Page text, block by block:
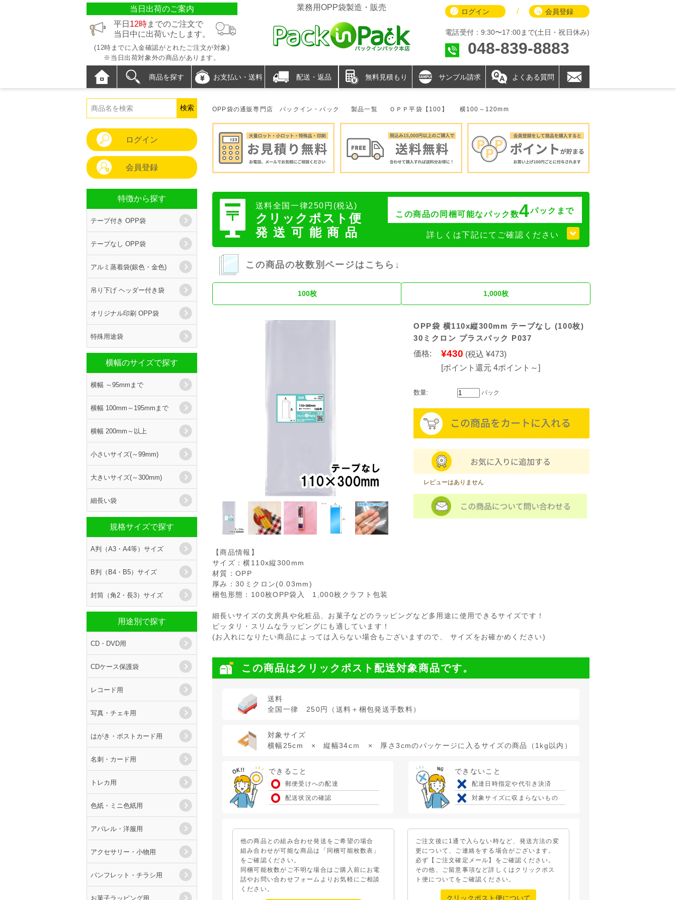
当日出荷のご案内
平日 12時までのご注文で
当日中に出荷いたします。
(12時までに入金確認がとれたご注文が対象)
※当日出荷対象外の商品があります。
業務用OPP袋製造・販売 ログイン / 会員登録
電話受付：9:30〜17:00まで(土日・祝日休み)
048-839-8883
商品を探す お支払い・送料 配送・返品 無料見積もり サンプル請求 よくある質問
OPP袋の通販専門店 パックイン・パック 製品一覧 ＯＰＰ平袋【100】 横100～120mm
送料全国一律250円(税込)
クリックポスト便
発送可能商品
この商品の同梱可能なパック数4パックまで
詳しくは下記にてご確認ください
この商品の枚数別ページはこちら↓
100枚 1,000枚
OPP袋 横110x縦300mm テープなし (100枚)
30ミクロン プラスパック P037
価格:
¥430 (税込 ¥473)
[ポイント還元 4ポイント～]
数量: パック
レビューはありません
【商品情報】
サイズ：横110x縦300mm
材質：OPP
厚み：30ミクロン(0.03mm)
梱包形態：100枚OPP袋入 1,000枚クラフト包装
細長いサイズの文房具や化粧品、お菓子などのラッピングなど多用途に使用できるサイズです！
ピッタリ・スリムなラッピングにも適しています！
(お入れになりたい商品によっては入らない場合もございますので、 サイズをお確かめください)
この商品はクリックポスト配送対象商品です。
送料
全国一律 250円（送料＋梱包発送手数料）
対象サイズ
横幅25cm × 縦幅34cｍ × 厚さ3cmのパッケージに入るサイズの商品（1kg以内）
できること
郵便受けへの配達
配送状況の確認
できないこと
配達日時指定や代引き決済
対象サイズに収まらないもの
他の商品との組み合わせ発送をご希望の場合
組み合わせが可能な商品は「同梱可能枚数表」
をご確認ください。
同梱可能枚数がご不明な場合はご購入前にお電
話やお問い合わせフォームよりお気軽にご相談
ください。
ご注文後に1通で入らない時など、発送方法の変
更について、ご連絡をする場合がございます。
必ず【ご注文確定メール】をご確認ください。
その他、ご留意事項など詳しくはクリックポス
ト便についてをご確認ください。
クリックポスト便について
ログイン
会員登録
特徴から探す
テープ付き OPP袋
テープなし OPP袋
アルミ蒸着袋(銀色・金色)
吊り下げ ヘッダー付き袋
オリジナル印刷 OPP袋
特殊用途袋
横幅のサイズで探す
横幅 ～95mmまで
横幅 100mm～195mmまで
横幅 200mm～以上
小さいサイズ(～99mm)
大きいサイズ(～300mm)
細長い袋
規格サイズで探す
A判（A3・A4等）サイズ
B判（B4・B5）サイズ
封筒（角2・長3）サイズ
用途別で探す
CD・DVD用
CDケース保護袋
レコード用
写真・チェキ用
はがき・ポストカード用
名刺・カード用
トレカ用
色紙・ミニ色紙用
アパレル・洋服用
アクセサリー・小物用
パンフレット・チラシ用
お菓子ラッピング用